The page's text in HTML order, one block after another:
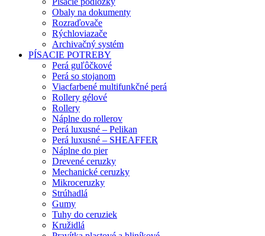
Obaly na dokumenty
Rozraďovače
Rýchloviazače
Archivačný systém
PÍSACIE POTREBY
Perá guľôčkové
Perá so stojanom
Viacfarbené multifunkčné perá
Rollery gélové
Rollery
Náplne do rollerov
Perá luxusné – Pelikan
Perá luxusné – SHEAFFER
Náplne do pier
Drevené ceruzky
Mechanické ceruzky
Mikroceruzky
Strúhadlá
Gumy
Tuhy do ceruziek
Kružidlá